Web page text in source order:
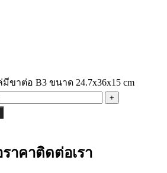
ขาต่อ B3 ขนาด 24.7x36x15 cm
าคาติดต่อเรา